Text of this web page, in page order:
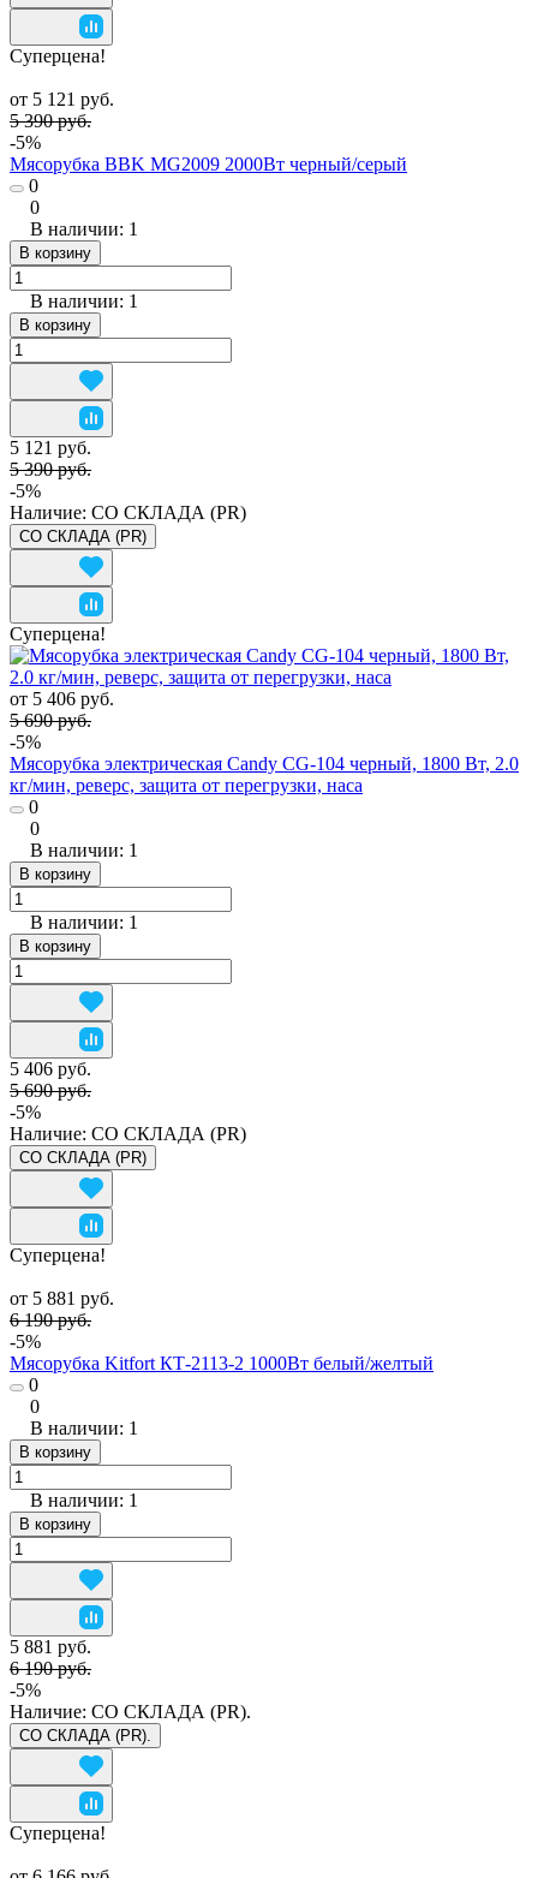
Суперцена!
от 5 121 руб.
5 390 руб.
-5%
Мясорубка BBK MG2009 2000Вт черный/серый
0
0
В наличии: 1
В корзину
В наличии: 1
В корзину
5 121 руб.
5 390 руб.
-5%
Наличие: СО СКЛАДА (PR)
СО СКЛАДА (PR)
Суперцена!
от 5 406 руб.
5 690 руб.
-5%
Мясорубка электрическая Candy CG-104 черный, 1800 Вт, 2.0
кг/мин, реверс, защита от перегрузки, наса
0
0
В наличии: 1
В корзину
В наличии: 1
В корзину
5 406 руб.
5 690 руб.
-5%
Наличие: СО СКЛАДА (PR)
СО СКЛАДА (PR)
Суперцена!
от 5 881 руб.
6 190 руб.
-5%
Мясорубка Kitfort КТ-2113-2 1000Вт белый/желтый
0
0
В наличии: 1
В корзину
В наличии: 1
В корзину
5 881 руб.
6 190 руб.
-5%
Наличие: СО СКЛАДА (PR).
СО СКЛАДА (PR).
Суперцена!